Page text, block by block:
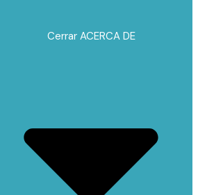
Cerrar ACERCA DE